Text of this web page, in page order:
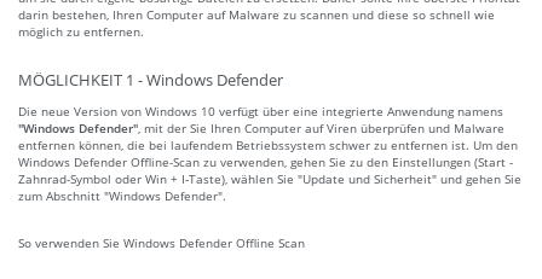
darin bestehen, Ihren Computer auf Malware zu scannen und diese so schnell wie
möglich zu entfernen.
MÖGLICHKEIT 1 - Windows Defender
Die neue Version von Windows 10 verfügt über eine integrierte Anwendung namens
"Windows Defender" , mit der Sie Ihren Computer auf Viren überprüfen und Malware
entfernen können, die bei laufendem Betriebssystem schwer zu entfernen ist. Um den
Windows Defender Offline-Scan zu verwenden, gehen Sie zu den Einstellungen (Start -
Zahnrad-Symbol oder Win + I-Taste), wählen Sie "Update und Sicherheit" und gehen Sie
zum Abschnitt "Windows Defender".
So verwenden Sie Windows Defender Offline Scan